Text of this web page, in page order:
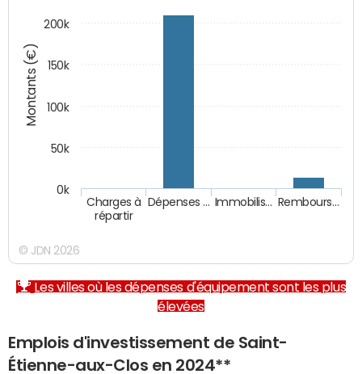
Montants (€)
Charges à
répartir
Dépenses … Immobilis… Rembours…
0k
50k
100k
150k
200k
© JDN 2026
Les villes où les dépenses d'équipement sont les plus
élevées
Emplois d'investissement de Saint-
Étienne-aux-Clos en 2024**